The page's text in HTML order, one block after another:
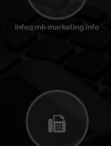
info@mk-marketing.info